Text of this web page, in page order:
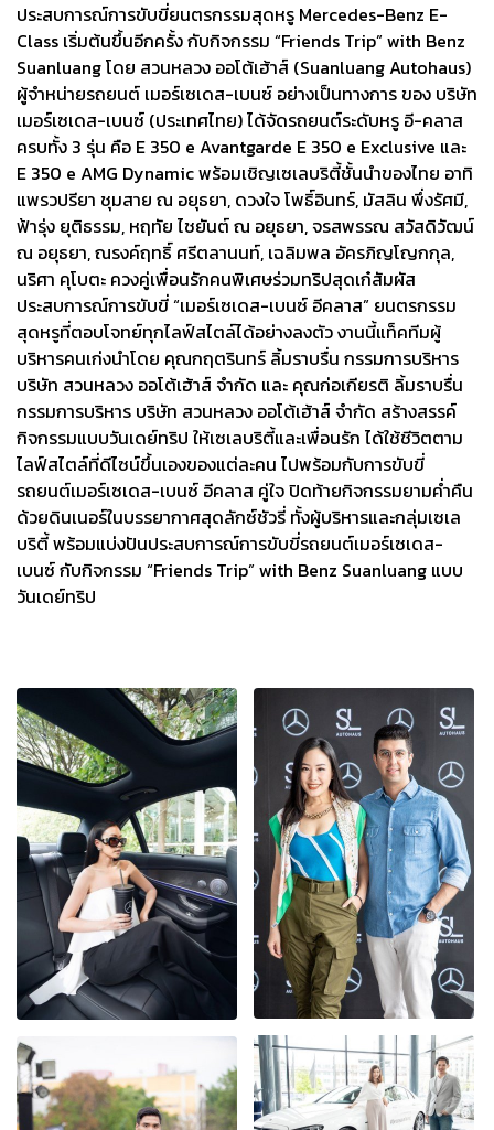
ประสบการณ์การขับขี่ยนตรกรรมสุดหรู Mercedes-Benz E-
Class เริ่มต้นขึ้นอีกครั้ง กับกิจกรรม “Friends Trip” with Benz
Suanluang โดย สวนหลวง ออโต้เฮ้าส์ (Suanluang Autohaus)
ผู้จำหน่ายรถยนต์ เมอร์เซเดส-เบนซ์ อย่างเป็นทางการ ของ บริษัท
เมอร์เซเดส-เบนซ์ (ประเทศไทย) ได้จัดรถยนต์ระดับหรู อี-คลาส
ครบทั้ง 3 รุ่น คือ E 350 e Avantgarde E 350 e Exclusive และ
E 350 e AMG Dynamic พร้อมเชิญเซเลบริตี้ชั้นนำของไทย อาทิ
แพรวปรียา ชุมสาย ณ อยุธยา, ดวงใจ โพธิ์อินทร์, มัสลิน พึ่งรัศมี,
ฟ้ารุ่ง ยุติธรรม, หฤทัย ไชยันต์ ณ อยุธยา, จรสพรรณ สวัสดิวัฒน์
ณ อยุธยา, ณรงค์ฤทธิ์ ศรีตลานนท์, เฉลิมพล อัครภิญโญกกุล,
นริศา คุโบตะ ควงคู่เพื่อนรักคนพิเศษร่วมทริปสุดเก๋สัมผัส
ประสบการณ์การขับขี่ “เมอร์เซเดส-เบนซ์ อีคลาส” ยนตรกรรม
สุดหรูที่ตอบโจทย์ทุกไลฟ์สไตล์ได้อย่างลงตัว งานนี้แท็คทีมผู้
บริหารคนเก่งนำโดย คุณกฤตรินทร์ ลิ้มราบรื่น กรรมการบริหาร
บริษัท สวนหลวง ออโต้เฮ้าส์ จำกัด และ คุณก่อเกียรติ ลิ้มราบรื่น
กรรมการบริหาร บริษัท สวนหลวง ออโต้เฮ้าส์ จำกัด สร้างสรรค์
กิจกรรมแบบวันเดย์ทริป ให้เซเลบริตี้และเพื่อนรัก ได้ใช้ชีวิตตาม
ไลฟ์สไตล์ที่ดีไซน์ขึ้นเองของแต่ละคน ไปพร้อมกับการขับขี่
รถยนต์เมอร์เซเดส-เบนซ์ อีคลาส คู่ใจ ปิดท้ายกิจกรรมยามค่ำคืน
ด้วยดินเนอร์ในบรรยากาศสุดลักซ์ชัวรี่ ทั้งผู้บริหารและกลุ่มเซเล
บริตี้ พร้อมแบ่งปันประสบการณ์การขับขี่รถยนต์เมอร์เซเดส-
เบนซ์ กับกิจกรรม “Friends Trip” with Benz Suanluang แบบ
วันเดย์ทริป